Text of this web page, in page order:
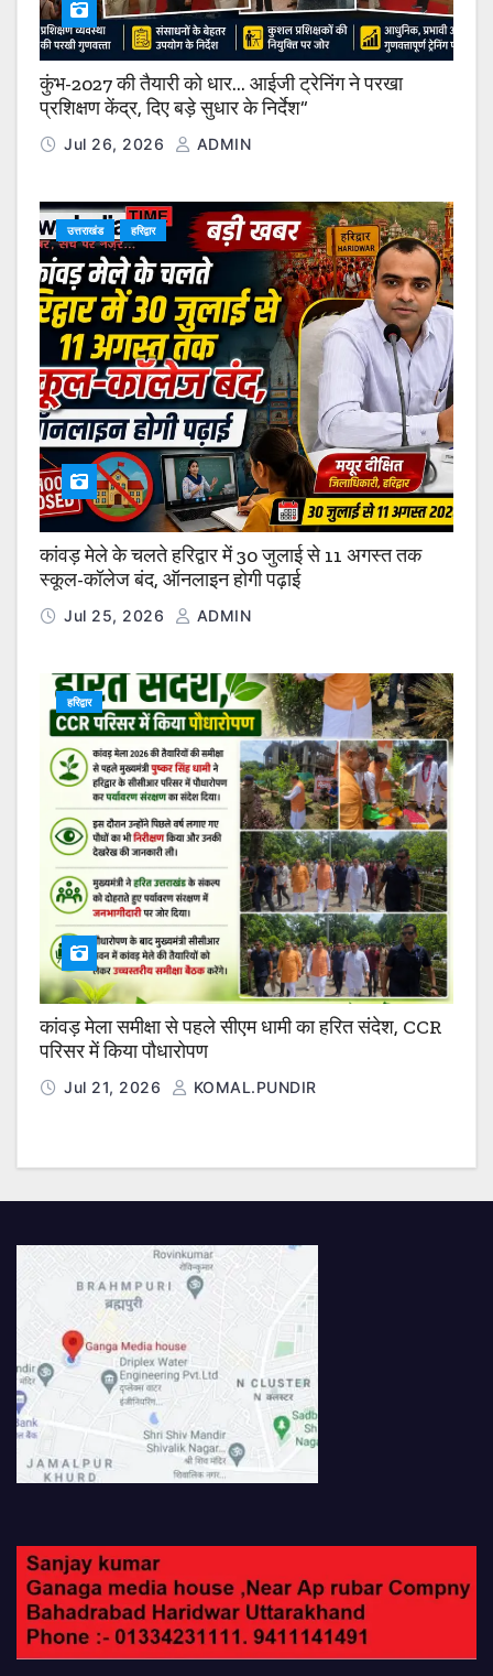
कुंभ-2027 की तैयारी को धार… आईजी ट्रेनिंग ने परखा
प्रशिक्षण केंद्र, दिए बड़े सुधार के निर्देश”
Jul 26, 2026 ADMIN
उत्तराखंड हरिद्वार
कांवड़ मेले के चलते हरिद्वार में 30 जुलाई से 11 अगस्त तक
स्कूल-कॉलेज बंद, ऑनलाइन होगी पढ़ाई
Jul 25, 2026 ADMIN
हरिद्वार
कांवड़ मेला समीक्षा से पहले सीएम धामी का हरित संदेश, CCR
परिसर में किया पौधारोपण
Jul 21, 2026 KOMAL.PUNDIR